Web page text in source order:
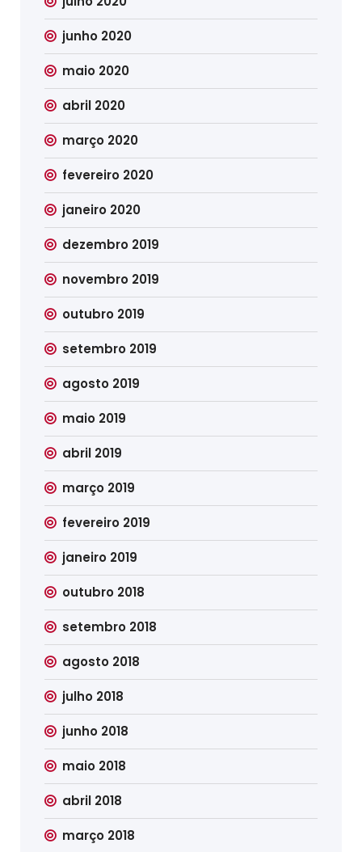
junho 2020
maio 2020
abril 2020
março 2020
fevereiro 2020
janeiro 2020
dezembro 2019
novembro 2019
outubro 2019
setembro 2019
agosto 2019
maio 2019
abril 2019
março 2019
fevereiro 2019
janeiro 2019
outubro 2018
setembro 2018
agosto 2018
julho 2018
junho 2018
maio 2018
abril 2018
março 2018